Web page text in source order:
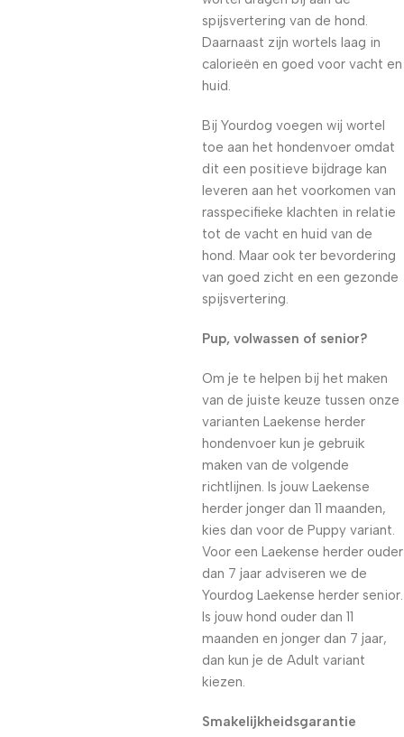
spijsvertering van de hond.
Daarnaast zijn wortels laag in
calorieën en goed voor vacht en
huid.
Bij Yourdog voegen wij wortel
toe aan het hondenvoer omdat
dit een positieve bijdrage kan
leveren aan het voorkomen van
rasspecifieke klachten in relatie
tot de vacht en huid van de
hond. Maar ook ter bevordering
van goed zicht en een gezonde
spijsvertering.
Pup, volwassen of senior?
Om je te helpen bij het maken
van de juiste keuze tussen onze
varianten Laekense herder
hondenvoer kun je gebruik
maken van de volgende
richtlijnen. Is jouw Laekense
herder jonger dan 11 maanden,
kies dan voor de Puppy variant.
Voor een Laekense herder ouder
dan 7 jaar adviseren we de
Yourdog Laekense herder senior.
Is jouw hond ouder dan 11
maanden en jonger dan 7 jaar,
dan kun je de Adult variant
kiezen.
Smakelijkheidsgarantie